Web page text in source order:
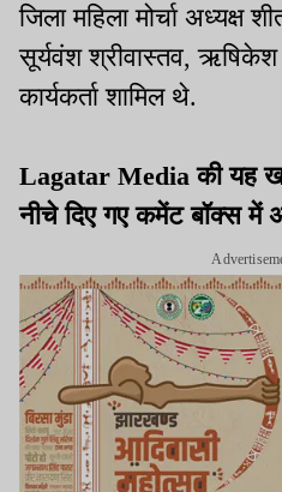
जिला महिला मोर्चा अध्यक्ष
सूर्यवंश श्रीवास्तव,
कार्यकर्ता शामिल थे.
Lagatar Media की यह
नीचे दिए गए कमेंट बॉक्स में